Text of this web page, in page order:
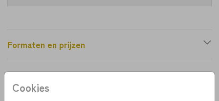
Cookies
Formaten en prijzen
Productinformatie